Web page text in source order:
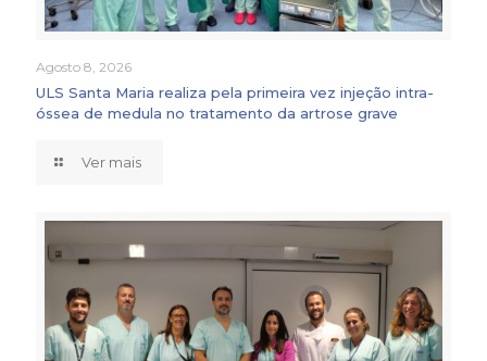
Agosto 8, 2026
ULS Santa Maria realiza pela primeira vez injeção intra-
óssea de medula no tratamento da artrose grave
Ver mais